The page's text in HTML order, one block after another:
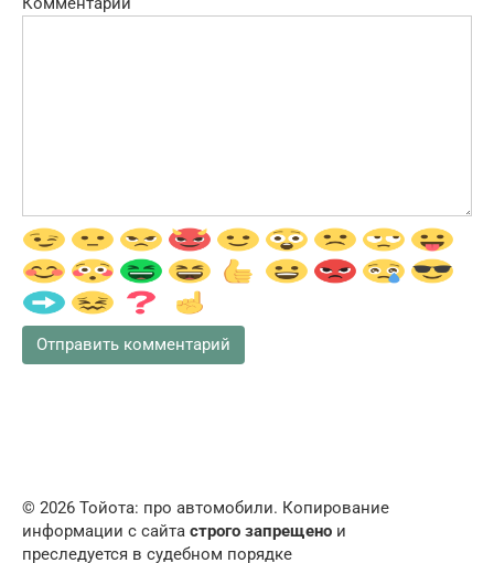
© 2026 Тойота: про автомобили. Копирование
информации с сайта строго запрещено и
преследуется в судебном порядке